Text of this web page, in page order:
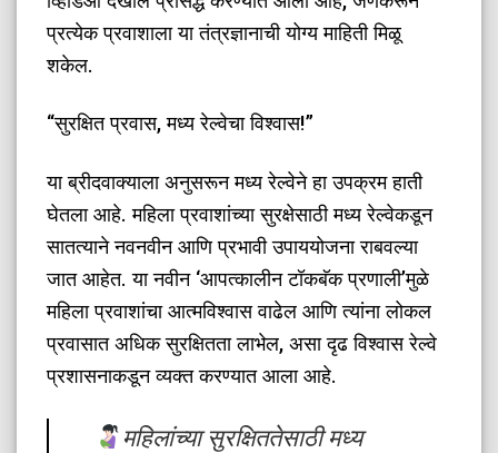
प्रत्येक प्रवाशाला या तंत्रज्ञानाची योग्य माहिती मिळू
शकेल.
​“सुरक्षित प्रवास, मध्य रेल्वेचा विश्वास!”
​या ब्रीदवाक्याला अनुसरून मध्य रेल्वेने हा उपक्रम हाती
घेतला आहे. महिला प्रवाशांच्या सुरक्षेसाठी मध्य रेल्वेकडून
सातत्याने नवनवीन आणि प्रभावी उपाययोजना राबवल्या
जात आहेत. या नवीन ‘आपत्कालीन टॉकबॅक प्रणाली’मुळे
महिला प्रवाशांचा आत्मविश्वास वाढेल आणि त्यांना लोकल
प्रवासात अधिक सुरक्षितता लाभेल, असा दृढ विश्वास रेल्वे
प्रशासनाकडून व्यक्त करण्यात आला आहे.
महिलांच्या सुरक्षिततेसाठी मध्य